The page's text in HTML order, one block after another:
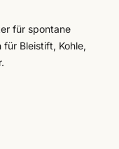
für spontane
Bleistift, Kohle,